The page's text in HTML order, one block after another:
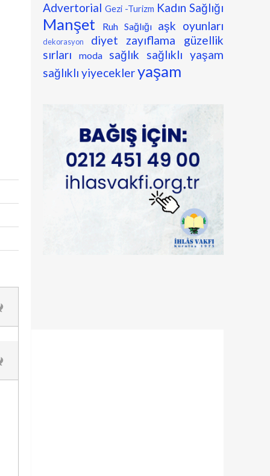
Advertorial Gezi -Turizm Kadın Sağlığı
Manşet Ruh Sağlığı aşk oyunları
dekorasyon diyet zayıflama
güzellik
sırları
moda sağlık
sağlıklı yaşam
sağlıklı yiyecekleryaşam